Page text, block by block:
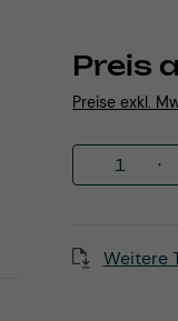
Preis
Preise exkl.
Weitere